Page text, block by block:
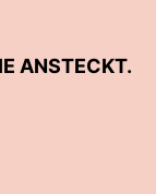
ANSTECKT.